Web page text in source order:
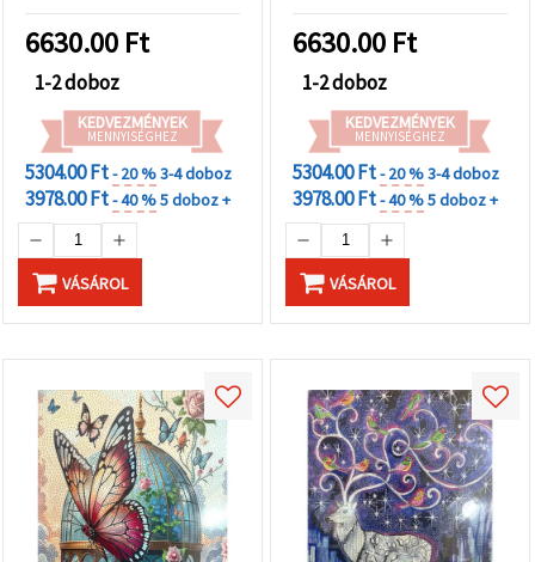
6630.00 Ft
1-2 doboz
KEDVEZMÉNYEK
MENNYISÉGHEZ
5304.00 Ft- 20 %3-4 doboz
3978.00 Ft- 40 %5 doboz +
VÁSÁROL
6630.00 Ft
1-2 doboz
KEDVEZMÉNYEK
MENNYISÉGHEZ
5304.00 Ft- 20 %3-4 doboz
3978.00 Ft- 40 %5 doboz +
VÁSÁROL